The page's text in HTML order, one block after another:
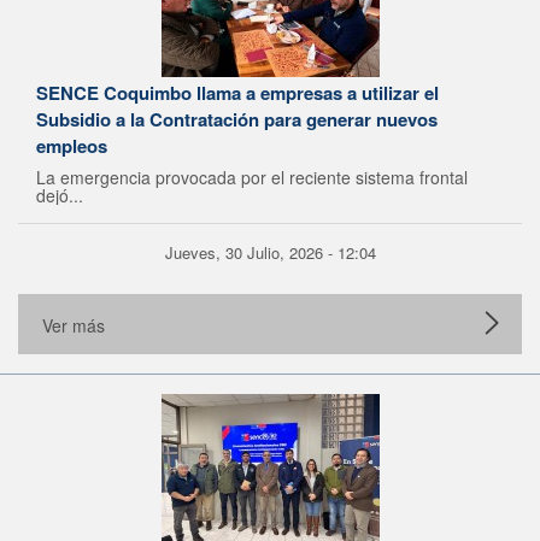
SENCE Coquimbo llama a empresas a utilizar el
Subsidio a la Contratación para generar nuevos
empleos
La emergencia provocada por el reciente sistema frontal
dejó...
Jueves, 30 Julio, 2026 - 12:04
Ver más